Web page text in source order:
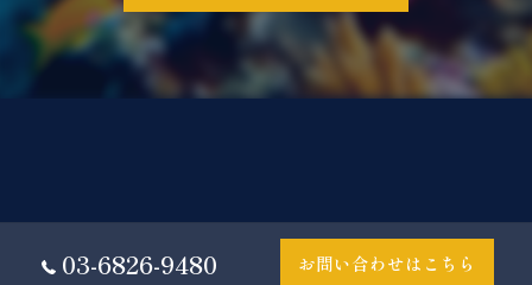
03-6826-9480 お問い合わせはこちら